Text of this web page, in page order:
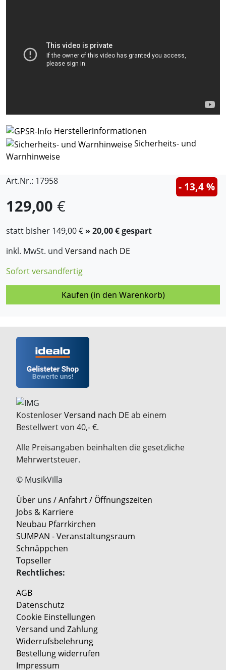
Herstellerinformationen
Sicherheits- und
Warnhinweise
Art.Nr.: 17958
129,00 €
statt bisher149,00 € » 20,00 € gespart
- 13,4 %
inkl. MwSt. und Versand nach DE
Sofort versandfertig
Kaufen (in den Warenkorb)
KostenloserVersand nach DE ab einem
Bestellwert von 40,- €.
Alle Preisangaben beinhalten die gesetzliche
Mehrwertsteuer.
© MusikVilla
Über uns / Anfahrt / Öffnungszeiten
Jobs & Karriere
Neubau Pfarrkirchen
SUMPAN - Veranstaltungsraum
Schnäppchen
Topseller
Rechtliches:
AGB
Datenschutz
Cookie Einstellungen
Versand und Zahlung
Widerrufsbelehrung
Bestellung widerrufen
Impressum